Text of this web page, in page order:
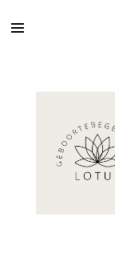
direct